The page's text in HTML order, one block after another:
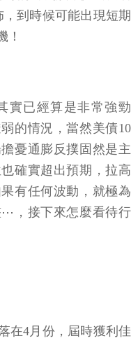
到時候可能出現短期
！
實已經算是非常強勁
的情況，當然美債10
憂通膨反撲固然是主
確實超出預期，拉高
有任何波動，就極為
，接下來怎麼看待行
在4月份，屆時獲利佳